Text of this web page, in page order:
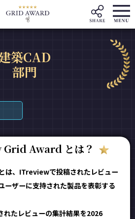
築CAD
部門
Award とは？
、ITreviewで投稿されたレビュー
ーザーに支持された製品を表彰する
れたレビューの集計結果を2026